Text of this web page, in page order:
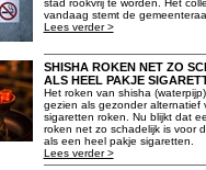
stad rookvrij te worden. Het
vandaag stemt de
Lees verder >
SHISHA ROKEN NET ZO
ALS HEEL PAKJE
Het roken van shisha
gezien als gezonder alternatief
sigaretten roken. Nu blijkt dat
roken net zo schadelijk is voor
als een heel pakje sigaretten.
Lees verder >